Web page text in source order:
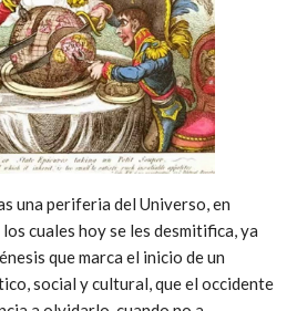
una periferia del Universo, en
cuales hoy se les desmitifica, ya
que marca el inicio de un
social y cultural, que el occidente